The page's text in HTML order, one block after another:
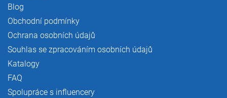
Blog
Obchodní podmínky
Ochrana osobních údajů
Souhlas se zpracováním osobních údajů
Katalogy
FAQ
Spolupráce s influencery